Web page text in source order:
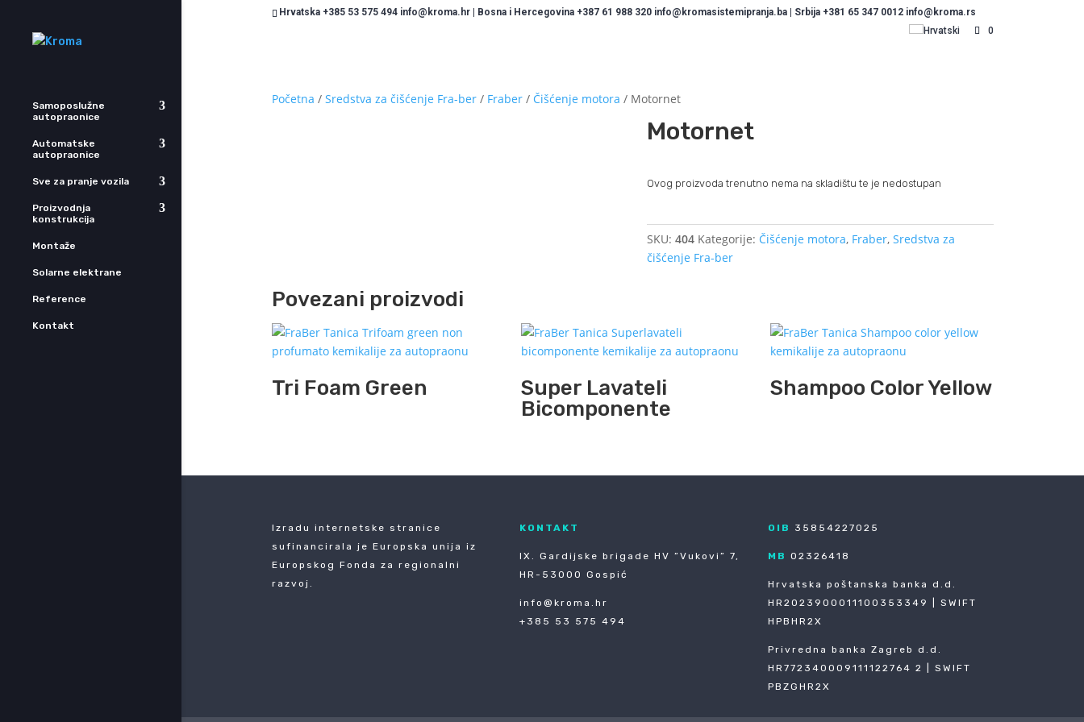
Hrvatska +385 53 575 494 info@kroma.hr | Bosna i Hercegovina +387 61 988 320 info@kromasistemipranja.ba | Srbija +381 65 347 0012 info@kroma.rs
Hrvatski
0
Samoposlužne
autopraonice
Automatske
autopraonice
Sve za pranje vozila
Proizvodnja
konstrukcija
Montaže
Solarne elektrane
Reference
Kontakt
Početna / Sredstva za čišćenje Fra-ber/ Fraber/ Čišćenje motora / Motornet
Motornet
Ovog proizvoda trenutno nema na skladištu te je nedostupan
SKU:404 Kategorije: Čišćenje motora, Fraber,Sredstva za
čišćenje Fra-ber
Povezani proizvodi
Tri Foam Green
Super Lavateli
Bicomponente
Shampoo Color Yellow
Izradu internetske stranice
sufinancirala je Europska unija iz
Europskog Fonda za regionalni
razvoj.
KONTAKT
IX. Gardijske brigade HV ”Vukovi” 7,
HR-53000 Gospić
info@kroma.hr
+385 53 575 494
OIB 35854227025
MB 02326418
Hrvatska poštanska banka d.d.
HR2023900011100353349 | SWIFT
HPBHR2X
Privredna banka Zagreb d.d.
HR772340009111122764 2 | SWIFT
PBZGHR2X